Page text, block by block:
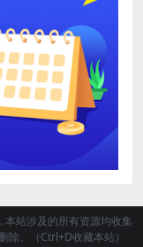
站涉及的所有资源均收集
除。（Ctrl+D收藏本站）